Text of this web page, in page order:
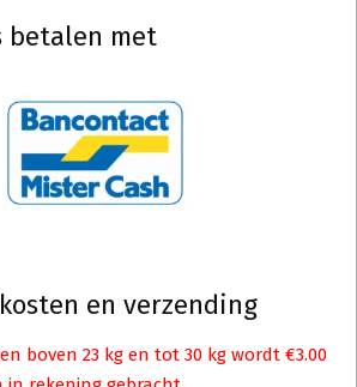
betalen met
en verzending
boven 23 kg en tot 30 kg wordt €3.00